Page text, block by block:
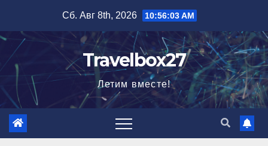
содержимому
Сб. Авг 8th, 2026 10:56:04 AM
Travelbox27
Летим вместе!